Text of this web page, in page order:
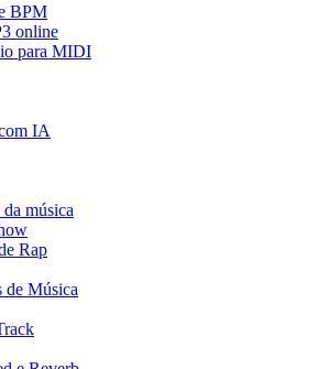
BPM
online
para MIDI
IA
música
Rap
de Música